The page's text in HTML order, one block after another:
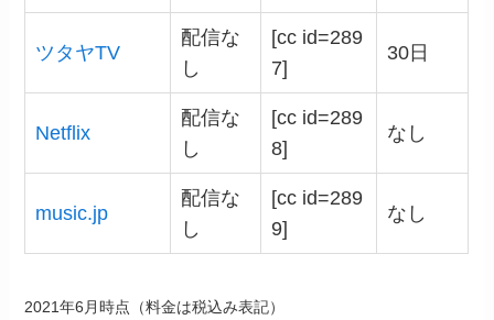
ツタヤTV
配信な
し
[cc id=289
7]
30日
Netflix
配信な
し
[cc id=289
8]
なし
music.jp
配信な
し
[cc id=289
9]
なし
2021年6月時点（料金は税込み表記）